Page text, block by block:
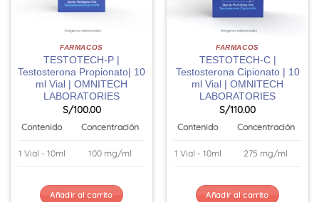
FARMACOS
TESTOTECH-P |
Testosterona Propionato| 10
ml Vial | OMNITECH
LABORATORIES
S/100.00
Contenido Concentración
1 Vial - 10ml 100 mg/ml
Añadir al carrito
FARMACOS
TESTOTECH-C |
Testosterona Cipionato | 10
ml Vial | OMNITECH
LABORATORIES
S/110.00
Contenido Concentración
1 Vial - 10ml 275 mg/ml
Añadir al carrito